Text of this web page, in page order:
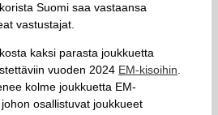
Suomi saa vastaansa
vastustajat.
kaksi parasta joukkuetta
vuoden 2024 EM-kisoihin
kolme joukkuetta EM-
osallistuvat joukkueet